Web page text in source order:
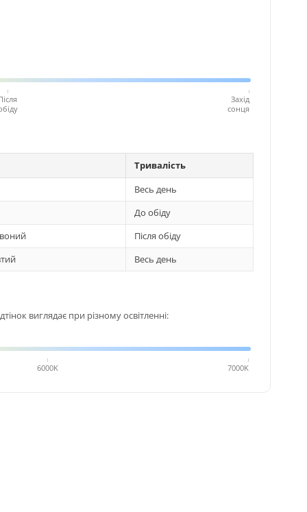
Захід
сонця
Тривалість
Весь день
До обіду
Після обіду
Весь день
виглядає при різному освітленні:
6000K 7000K